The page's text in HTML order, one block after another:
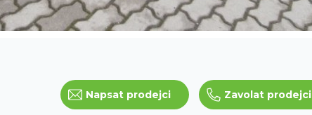
Napsat prodejci Zavolat prodejci